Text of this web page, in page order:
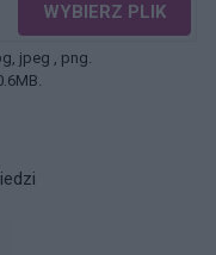
WYBIERZ PLIK
jpeg , png.